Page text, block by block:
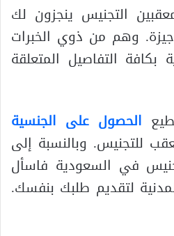
التجنيس ينجزون لك
وهم من ذوي الخبرات
بكافة التفاصيل المتعلقة
الحصول على الجنسية
للتجنيس. وبالنسبة إلى
في السعودية فاسأل
لتقديم طلبك بنفسك.